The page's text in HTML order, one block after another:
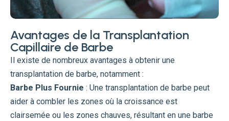
Avantages de la Transplantation
Capillaire de Barbe
Il existe de nombreux avantages à obtenir une
transplantation de barbe, notamment :
Barbe Plus Fournie : Une transplantation de barbe peut
aider à combler les zones où la croissance est
clairsemée ou les zones chauves, résultant en une barbe